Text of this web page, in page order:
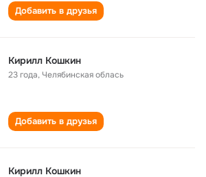
Добавить в друзья
Кирилл Кошкин
23 года,Челябинская облась
Добавить в друзья
Кирилл Кошкин